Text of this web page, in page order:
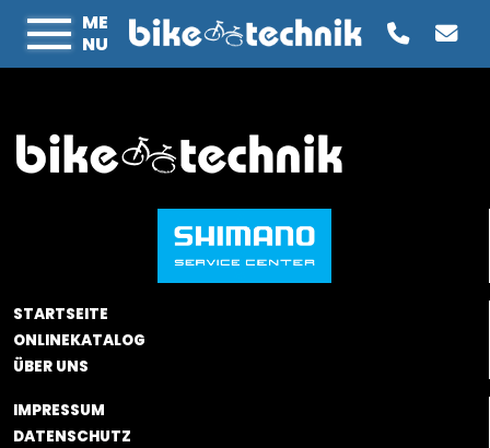
ME
NU
STARTSEITE
ONLINEKATALOG
ÜBER UNS
IMPRESSUM
DATENSCHUTZ